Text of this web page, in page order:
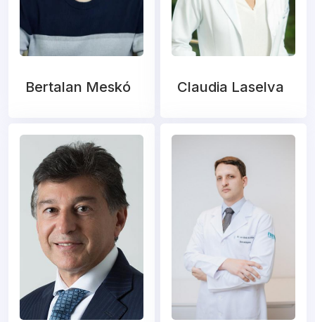
Bertalan Meskó Claudia Laselva